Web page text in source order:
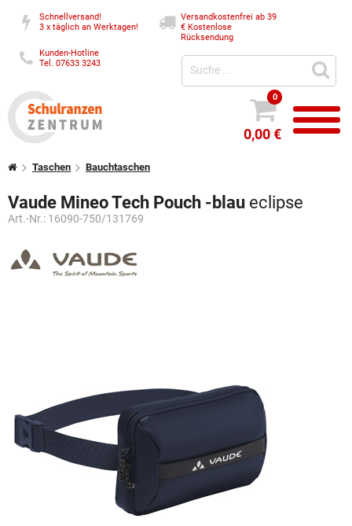
Schnellversand!
3 x täglich an Werktagen!
Versandkostenfrei ab 39
€Kostenlose
Rücksendung
Kunden-Hotline
Tel. 07633 3243
0
0,00 €
Taschen Bauchtaschen
Vaude Mineo Tech Pouch -blau eclipse
Art.-Nr.: 16090-750/131769